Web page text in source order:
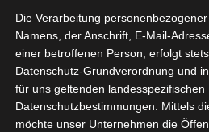
Sie befinden sich hier:Startseite
Kasserine (ASK) – Étoile
Die Verarbeitung
Namens, der Anschrift, E-Mail-
einer betroffenen Person, erfolgt
Datenschutz-Grundverordnung und
für uns geltenden landesspezifischen
Datenschutzbestimmungen. Mittels
möchte unser Unternehmen die